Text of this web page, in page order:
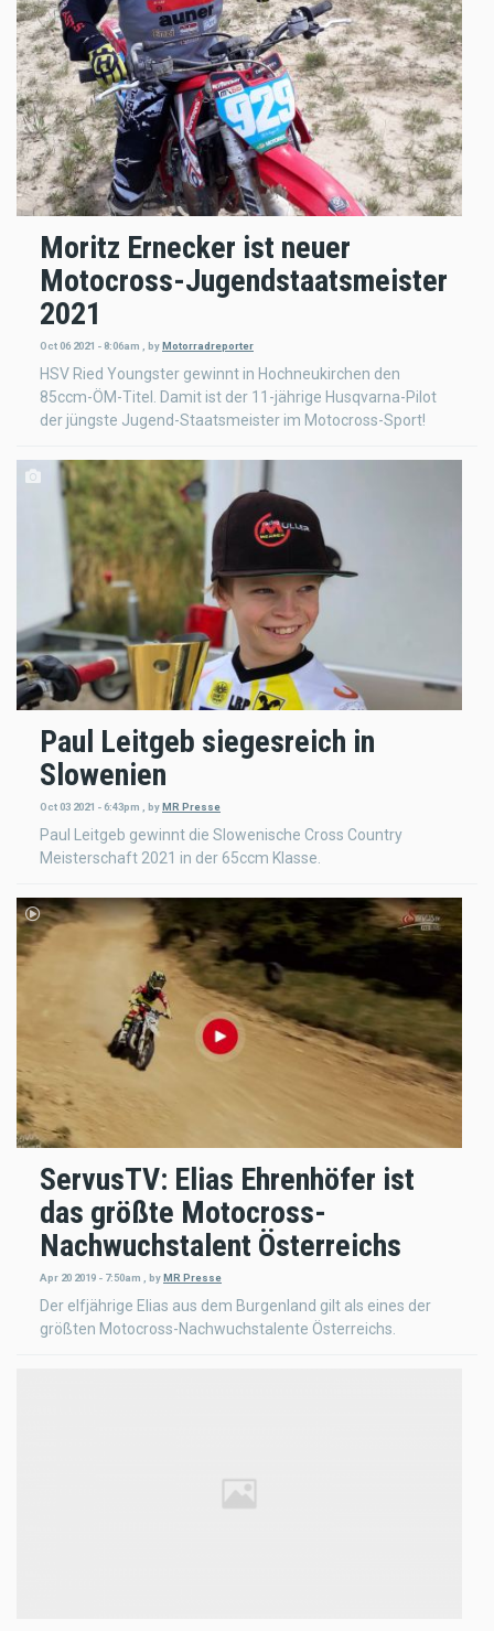
Moritz Ernecker ist neuer
Motocross-Jugendstaatsmeister
2021
Oct 06 2021 - 8:06am byMotorradreporter
HSV Ried Youngster gewinnt in Hochneukirchen den
85ccm-ÖM-Titel. Damit ist der 11-jährige Husqvarna-Pilot
der jüngste Jugend-Staatsmeister im Motocross-Sport!
Paul Leitgeb siegesreich in
Slowenien
Oct 03 2021 - 6:43pm , byMR Presse
Paul Leitgeb gewinnt die Slowenische Cross Country
Meisterschaft 2021 in der 65ccm Klasse.
ServusTV: Elias Ehrenhöfer ist
das größte Motocross-
Nachwuchstalent Österreichs
Apr 20 2019 - 7:50am , byMR Presse
Der elfjährige Elias aus dem Burgenland gilt als eines der
größten Motocross-Nachwuchstalente Österreichs.